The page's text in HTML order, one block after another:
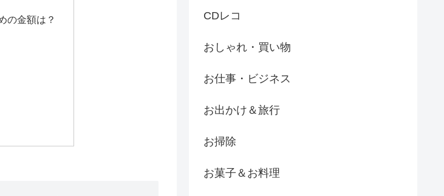
の金額は？
CDレコ
おしゃれ・買い物
お仕事・ビジネス
お出かけ＆旅行
お掃除
お菓子＆お料理